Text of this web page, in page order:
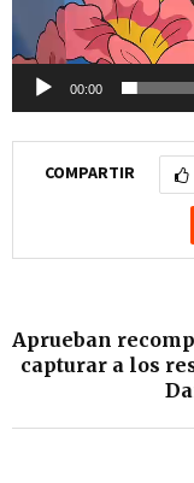
u
í
d
00:00
COMPARTIR
Aprueban
capturar a los